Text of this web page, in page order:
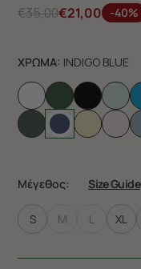
€35,00€21,00 -40%
ΧΡΩΜΑ: INDIGO BLUE
Μέγεθος: Size Guide
S M L XL